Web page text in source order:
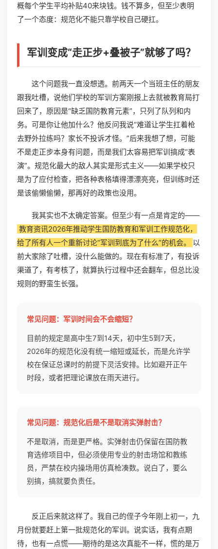
概每个学生平均补贴40来块钱。钱不算多，但至少表明
了一个态度：规范化不能只靠学校自己硬扛。
军训变成“走正步+叠被子”就够了吗？
这个问题我一直没想透。前两天一个当班主任的朋友
跟我吐槽，说他们学校的军训方案刚报上去就被教育局打
回来了，原因是“缺乏国防教育元素”，只列了队列和内
务。可是你让他加什么？他反问我说“难道让学生扛着枪
去野外拉练吗？家长不投诉才怪。”后来我想了想，可能
不是走正步本身有问题，而是我们太容易把军训搞成“表
演”。规范化最大的敌人其实是形式主义——如果学校只
是为了应付检查，把各种表格填得漂漂亮亮，但训练时还
是该偷懒偷懒，那再好的政策也没用。
我其实也不太确定答案。但至少有一点是肯定的——
教育资讯2026年推动学生国防教育和军训工作规范化，
给了所有人一个重新讨论“军训到底为了什么”的机会。
以
前大家除了吐槽，没什么能做的。现在有标准了，有投诉
渠道了，有考核了，就算执行过程中还会翻车，但总比没
规则的野蛮生长强。
常见问题：军训时间会不会缩短？
目前的规定是高中生7到14天，初中生5到7天，
2026年的规范化没有统一缩短或延长，而是允许学
校在保证总课时的前提下灵活安排。比如避开正午
时段，或者把理论课放在雨天进行。
常见问题：规范化后是不是取消实弹射击？
不是取消，而是更严格。实弹射击仍保留在国防教
育选修项目中，但必须使用专业的射击场馆和教练
员，严禁在校内操场用仿真枪凑数。说白了，要么
别搞，搞就要负责任。
反正后来就这样了。我自己的侄子今年刚上初一，九
月份就要赶上第一批规范化的军训。说实话，我有点期
待，也有一点慌——期待的是这次真能不一样，慌的是万